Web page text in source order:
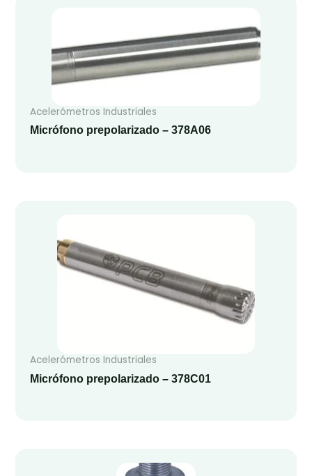
Acelerómetros Industriales
Micrófono prepolarizado – 378A06
Acelerómetros Industriales
Micrófono prepolarizado – 378C01